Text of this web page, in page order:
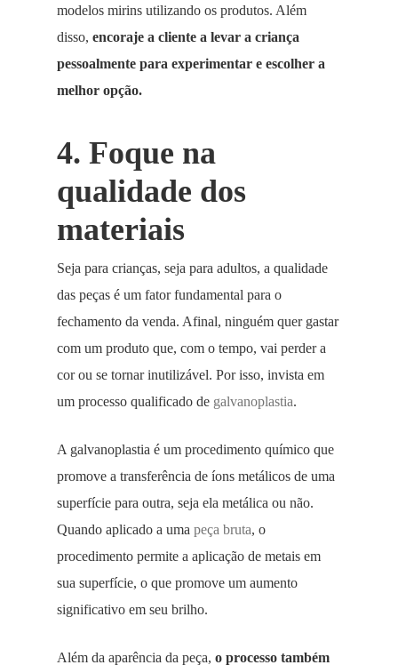
modelos mirins utilizando os produtos. Além
disso, encoraje a cliente a levar a criança
pessoalmente para experimentar e escolher a
melhor opção.
4. Foque na
qualidade dos
materiais
Seja para crianças, seja para adultos, a qualidade
das peças é um fator fundamental para o
fechamento da venda. Afinal, ninguém quer gastar
com um produto que, com o tempo, vai perder a
cor ou se tornar inutilizável. Por isso, invista em
um processo qualificado de galvanoplastia.
A galvanoplastia é um procedimento químico que
promove a transferência de íons metálicos de uma
superfície para outra, seja ela metálica ou não.
Quando aplicado a uma peça bruta, o
procedimento permite a aplicação de metais em
sua superfície, o que promove um aumento
significativo em seu brilho.
Além da aparência da peça, o processo também